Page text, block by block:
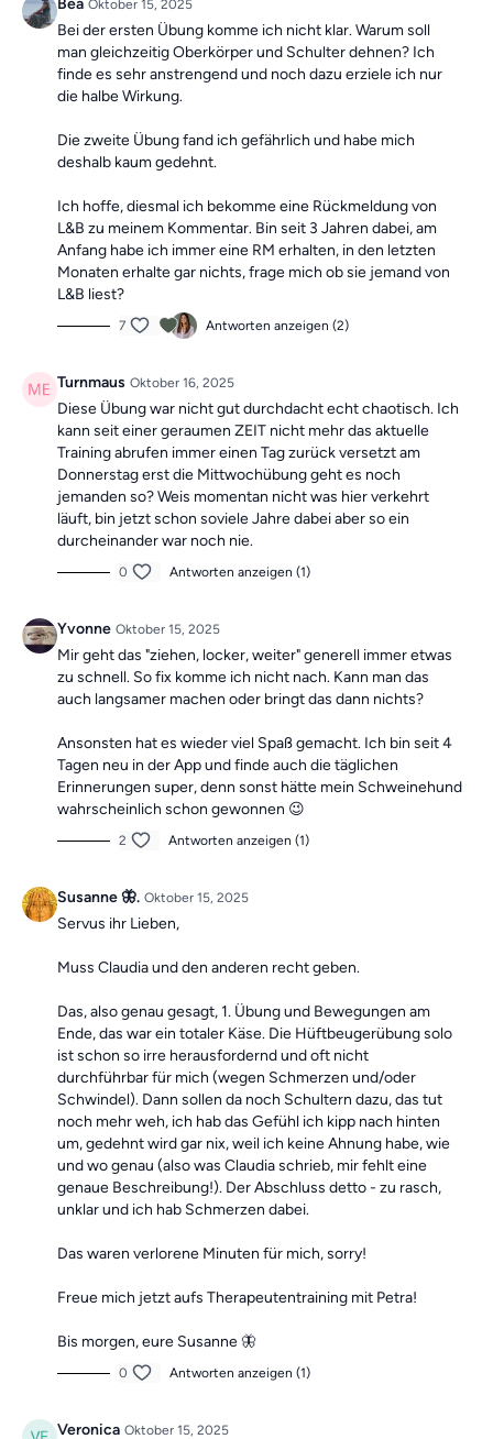
Bea Oktober 15, 2025
Bei der ersten Übung komme ich nicht klar. Warum soll
man gleichzeitig Oberkörper und Schulter dehnen? Ich
finde es sehr anstrengend und noch dazu erziele ich nur
die halbe Wirkung.
Die zweite Übung fand ich gefährlich und habe mich
deshalb kaum gedehnt.
Ich hoffe, diesmal ich bekomme eine Rückmeldung von
L&B zu meinem Kommentar. Bin seit 3 Jahren dabei, am
Anfang habe ich immer eine RM erhalten, in den letzten
Monaten erhalte gar nichts, frage mich ob sie jemand von
L&B liest?
7 Antworten anzeigen (2)
Turnmaus Oktober 16, 2025
Diese Übung war nicht gut durchdacht echt chaotisch. Ich
kann seit einer geraumen ZEIT nicht mehr das aktuelle
Training abrufen immer einen Tag zurück versetzt am
Donnerstag erst die Mittwochübung geht es noch
jemanden so? Weis momentan nicht was hier verkehrt
läuft, bin jetzt schon soviele Jahre dabei aber so ein
durcheinander war noch nie.
0 Antworten anzeigen (1)
Yvonne Oktober 15, 2025
Mir geht das "ziehen, locker, weiter" generell immer etwas
zu schnell. So fix komme ich nicht nach. Kann man das
auch langsamer machen oder bringt das dann nichts?
Ansonsten hat es wieder viel Spaß gemacht. Ich bin seit 4
Tagen neu in der App und finde auch die täglichen
Erinnerungen super, denn sonst hätte mein Schweinehund
wahrscheinlich schon gewonnen 😉
2 Antworten anzeigen (1)
Susanne 🦋. Oktober 15, 2025
Servus ihr Lieben,
Muss Claudia und den anderen recht geben.
Das, also genau gesagt, 1. Übung und Bewegungen am
Ende, das war ein totaler Käse. Die Hüftbeugerübung solo
ist schon so irre herausfordernd und oft nicht
durchführbar für mich (wegen Schmerzen und/oder
Schwindel). Dann sollen da noch Schultern dazu, das tut
noch mehr weh, ich hab das Gefühl ich kipp nach hinten
um, gedehnt wird gar nix, weil ich keine Ahnung habe, wie
und wo genau (also was Claudia schrieb, mir fehlt eine
genaue Beschreibung!). Der Abschluss detto - zu rasch,
unklar und ich hab Schmerzen dabei.
Das waren verlorene Minuten für mich, sorry!
Freue mich jetzt aufs Therapeutentraining mit Petra!
Bis morgen, eure Susanne 🦋
0 Antworten anzeigen (1)
Veronica Oktober 15, 2025